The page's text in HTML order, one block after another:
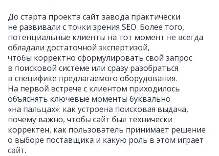
До старта проекта сайт завода практически
не развивали с точки зрения SEO. Более того,
потенциальные клиенты на тот момент не всегда
обладали достаточной экспертизой,
чтобы корректно сформулировать свой запрос
в поисковой системе или сразу разобраться
в специфике предлагаемого оборудования.
На первой встрече с клиентом приходилось
объяснять ключевые моменты буквально
«на пальцах»: как устроена поисковая выдача,
почему важно, чтобы сайт был технически
корректен, как пользователь принимает решение
о выборе поставщика и какую роль в этом играет
сайт.